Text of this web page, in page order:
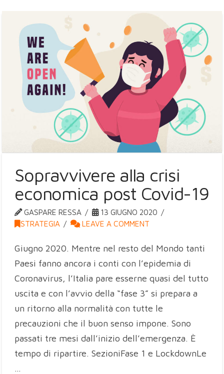
Sopravvivere alla crisi
economica post Covid-19
GASPARE RESSA
13 GIUGNO 2020
STRATEGIA
LEAVE A COMMENT
Giugno 2020. Mentre nel resto del Mondo tanti
Paesi fanno ancora i conti con l’epidemia di
Coronavirus, l’Italia pare esserne quasi del tutto
uscita e con l’avvio della “fase 3” si prepara a
un ritorno alla normalità con tutte le
precauzioni che il buon senso impone. Sono
passati tre mesi dall’inizio dell’emergenza. È
tempo di ripartire. SezioniFase 1 e LockdownLe
…